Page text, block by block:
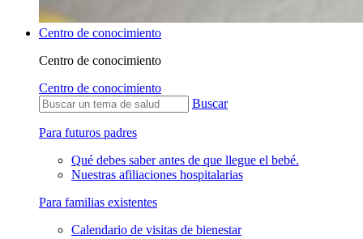
Centro de conocimiento
Centro de conocimiento
Centro de conocimiento
Buscar
Para futuros padres
Qué debes saber antes de que llegue el bebé.
Nuestras afiliaciones hospitalarias
Para familias existentes
Calendario de visitas de bienestar